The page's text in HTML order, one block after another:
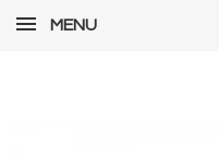
MENU